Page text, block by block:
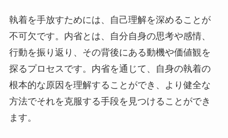
執着を手放すためには、自己理解を深めることが
不可欠です。内省とは、自分自身の思考や感情、
行動を振り返り、その背後にある動機や価値観を
探るプロセスです。内省を通じて、自身の執着の
根本的な原因を理解することができ、より健全な
方法でそれを克服する手段を見つけることができ
ます。